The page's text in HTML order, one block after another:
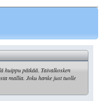
huippu pätkää. Taivalkosken
mallia. Joku hanke just tuolle